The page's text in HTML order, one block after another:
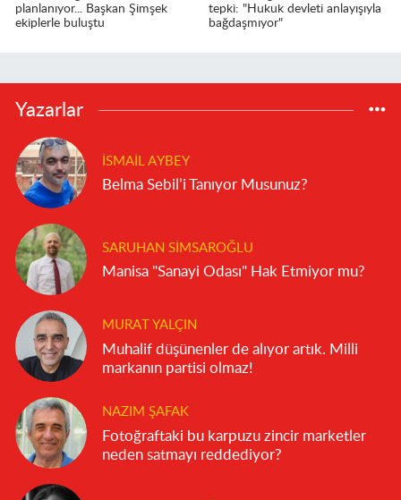
planlanıyor... Başkan Şimşek
ekiplerle buluştu
tepki: "Hukuk devleti anlayışıyla
bağdaşmıyor"
Yazarlar
İSMAIL AYBEY
Belma Sebil’i Tanıyor Musunuz?
SARUHAN SIMSAROĞLU
Manisa "Sanayi Odası" Hak Etmiyor mu?
MURAT YALÇIN
Muhalif düşünenler de alıyor artık. Milli
markanın partisi olmaz!
NAZIM ŞAFAK
Fotoğraftaki bu karpuzu zincir marketler
neden satmayı reddediyor?